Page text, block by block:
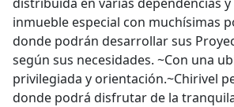
inmueble especial con muchísimas
donde podrán desarrollar sus
según sus necesidades. ~Con una
privilegiada y orientación.~Chirivel
donde podrá disfrutar de la